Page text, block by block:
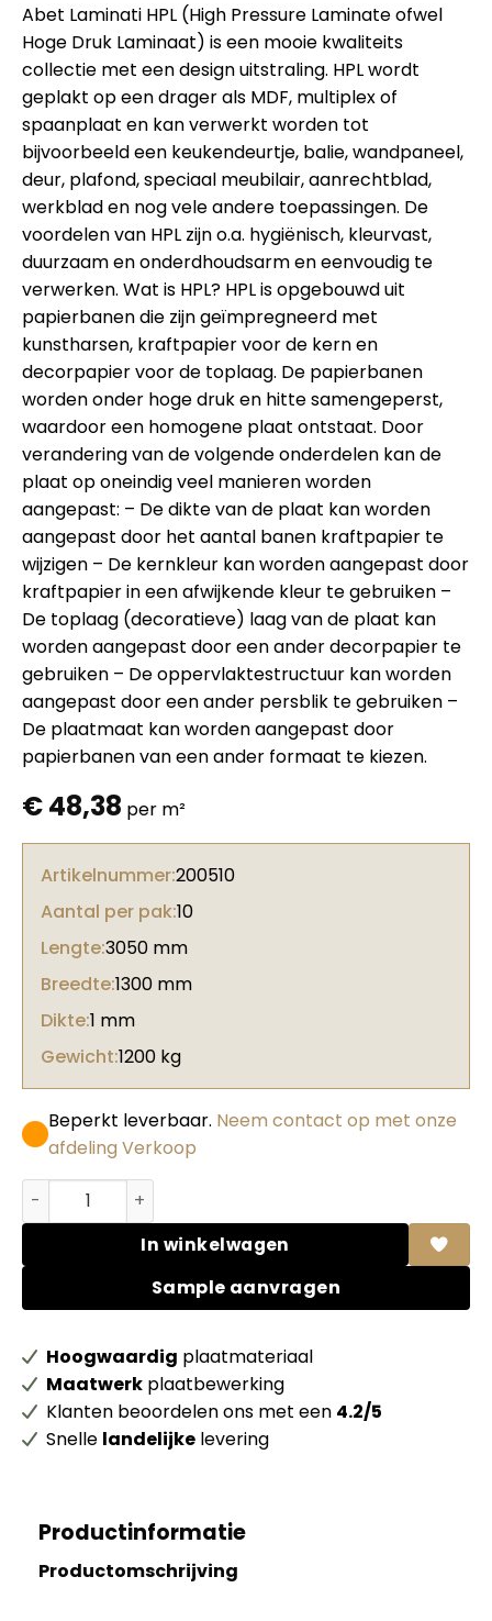
Abet Laminati HPL (High Pressure Laminate ofwel
Hoge Druk Laminaat) is een mooie kwaliteits
collectie met een design uitstraling. HPL wordt
geplakt op een drager als MDF, multiplex of
spaanplaat en kan verwerkt worden tot
bijvoorbeeld een keukendeurtje, balie, wandpaneel,
deur, plafond, speciaal meubilair, aanrechtblad,
werkblad en nog vele andere toepassingen. De
voordelen van HPL zijn o.a. hygiënisch, kleurvast,
duurzaam en onderdhoudsarm en eenvoudig te
verwerken. Wat is HPL? HPL is opgebouwd uit
papierbanen die zijn geïmpregneerd met
kunstharsen, kraftpapier voor de kern en
decorpapier voor de toplaag. De papierbanen
worden onder hoge druk en hitte samengeperst,
waardoor een homogene plaat ontstaat. Door
verandering van de volgende onderdelen kan de
plaat op oneindig veel manieren worden
aangepast: – De dikte van de plaat kan worden
aangepast door het aantal banen kraftpapier te
wijzigen – De kernkleur kan worden aangepast door
kraftpapier in een afwijkende kleur te gebruiken –
De toplaag (decoratieve) laag van de plaat kan
worden aangepast door een ander decorpapier te
gebruiken – De oppervlaktestructuur kan worden
aangepast door een ander persblik te gebruiken –
De plaatmaat kan worden aangepast door
papierbanen van een ander formaat te kiezen.
€48,38 per m²
Artikelnummer:200510
Aantal per pak:10
Lengte:3050 mm
Breedte:1300 mm
Dikte:1 mm
Gewicht:1200 kg
Beperkt leverbaar. Neem contact op met onze
afdeling Verkoop
Abet HPL 871 Sei Full Colour Grigio scuro aantal
In winkelwagen
Sample aanvragen
Hoogwaardig plaatmateriaal
Maatwerk plaatbewerking
Klanten beoordelen ons met een 4.2/5
Snelle landelijke levering
Productinformatie
Productomschrijving